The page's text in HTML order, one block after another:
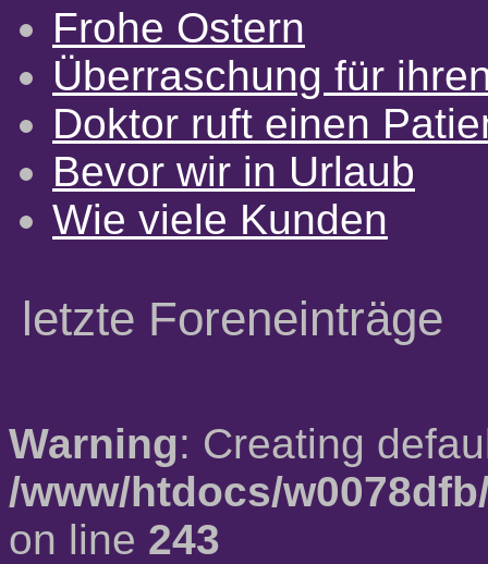
Frohe Ostern
Überraschung für
Doktor ruft einen
Bevor wir in Urlaub
Wie viele Kunden
letzte Foreneinträge
Warning: Creating
/www/htdocs/
on line 243